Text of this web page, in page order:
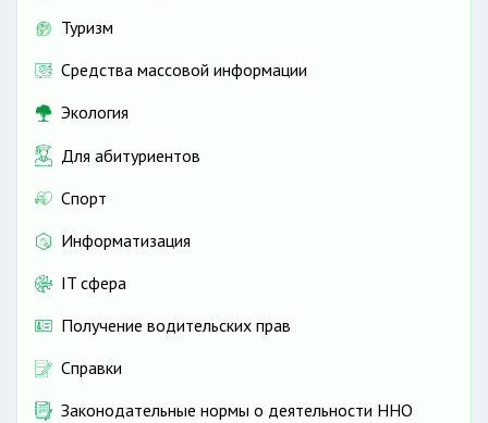
Туризм
Средства массовой информации
Экология
Для абитуриентов
Спорт
Информатизация
IT сфера
Получение водительских прав
Справки
Законодательные нормы о деятельности ННО